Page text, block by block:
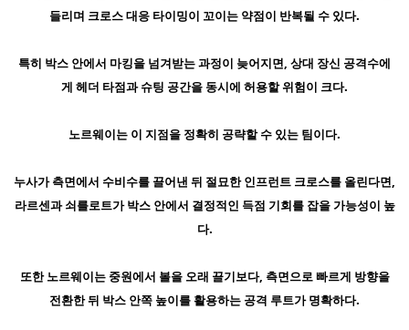
들리며 크로스 대응 타이밍이 꼬이는 약점이 반복될 수 있다.
특히 박스 안에서 마킹을 넘겨받는 과정이 늦어지면, 상대 장신 공격수에
게 헤더 타점과 슈팅 공간을 동시에 허용할 위험이 크다.
노르웨이는 이 지점을 정확히 공략할 수 있는 팀이다.
누사가 측면에서 수비수를 끌어낸 뒤 절묘한 인프런트 크로스를 올린다면,
라르센과 쇠를로트가 박스 안에서 결정적인 득점 기회를 잡을 가능성이 높
다.
또한 노르웨이는 중원에서 볼을 오래 끌기보다, 측면으로 빠르게 방향을
전환한 뒤 박스 안쪽 높이를 활용하는 공격 루트가 명확하다.